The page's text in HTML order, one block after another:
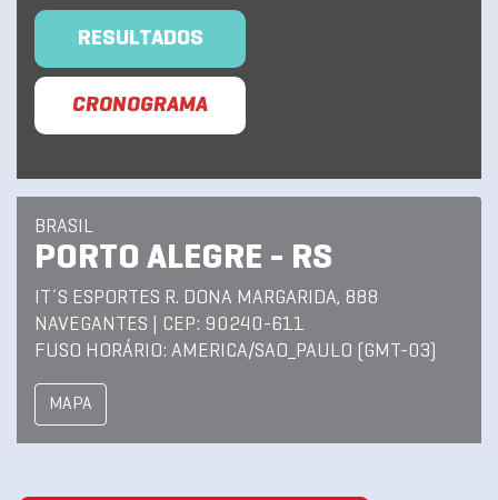
RESULTADOS
CRONOGRAMA
BRASIL
PORTO ALEGRE - RS
IT´S ESPORTES R. DONA MARGARIDA, 888
NAVEGANTES | CEP: 90240-611
FUSO HORÁRIO: AMERICA/SAO_PAULO (GMT-03)
MAPA